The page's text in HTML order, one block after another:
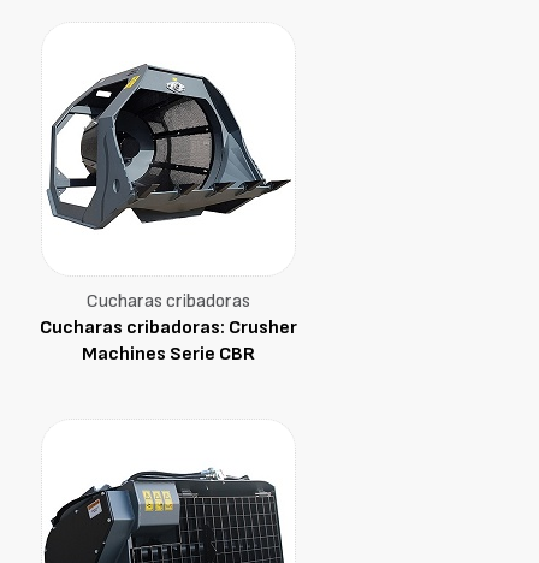
Cucharas cribadoras
Cucharas cribadoras: Crusher
Machines Serie CBR